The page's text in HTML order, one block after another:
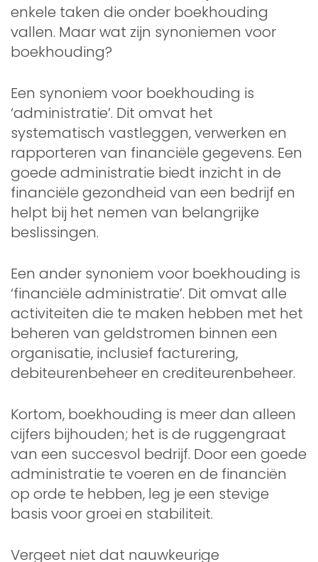
enkele taken die onder boekhouding
vallen. Maar wat zijn synoniemen voor
boekhouding?
Een synoniem voor boekhouding is
‘administratie’. Dit omvat het
systematisch vastleggen, verwerken en
rapporteren van financiële gegevens. Een
goede administratie biedt inzicht in de
financiële gezondheid van een bedrijf en
helpt bij het nemen van belangrijke
beslissingen.
Een ander synoniem voor boekhouding is
‘financiële administratie’. Dit omvat alle
activiteiten die te maken hebben met het
beheren van geldstromen binnen een
organisatie, inclusief facturering,
debiteurenbeheer en crediteurenbeheer.
Kortom, boekhouding is meer dan alleen
cijfers bijhouden; het is de ruggengraat
van een succesvol bedrijf. Door een goede
administratie te voeren en de financiën
op orde te hebben, leg je een stevige
basis voor groei en stabiliteit.
Vergeet niet dat nauwkeurige